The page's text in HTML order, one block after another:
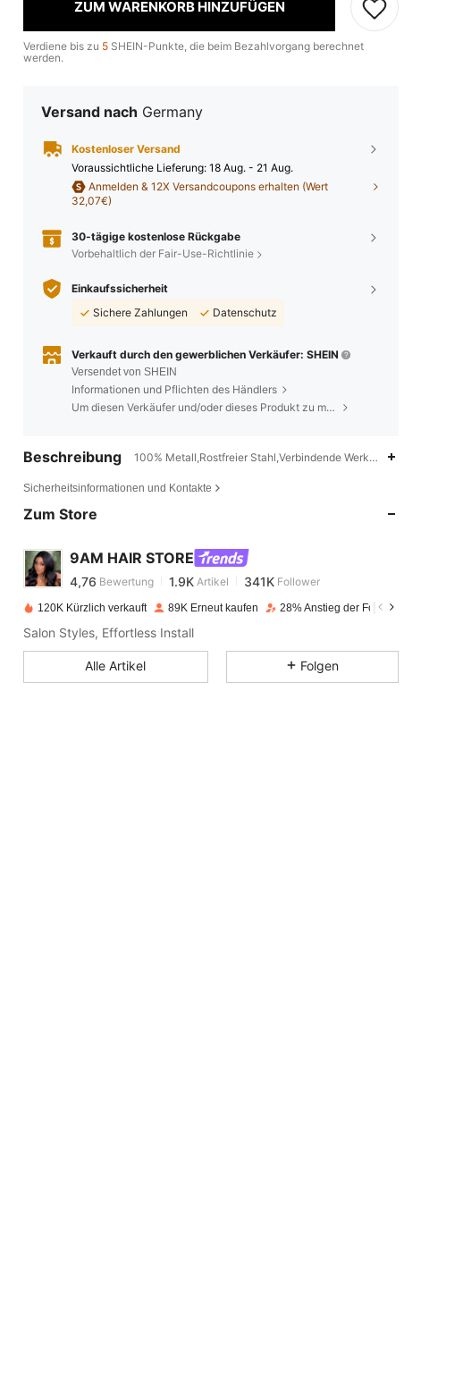
ZUM WARENKORB HINZUFÜGEN
Verdiene bis zu 5 SHEIN-Punkte, die beim Bezahlvorgang berechnet
werden.
Versand nach Germany
Kostenloser Versand
Voraussichtliche Lieferung: 18 Aug. - 21 Aug.
Anmelden & 12X Versandcoupons erhalten (Wert
32,07€)
30-tägige kostenlose Rückgabe
Vorbehaltlich der Fair-Use-Richtlinie
Einkaufssicherheit
Sichere Zahlungen
Datenschutz
Verkauft durch den gewerblichen Verkäufer: SHEIN
Versendet von SHEIN
Informationen und Pflichten des Händlers
Um diesen Verkäufer und/oder dieses Produkt zu melden
Beschreibung 100% Metall,Rostfreier Stahl,Verbindende Werkzeuge
Sicherheitsinformationen und Kontakte
Zum Store
9AM HAIR STORE
4,76 Bewertung 1.9K Artikel 341K Follower
bezahlt
4,76 1.9K
4,76 1.9K 341K
120K Kürzlich verkauft 89K Erneut kaufen 28% Anstieg der Follower
Salon Styles, Effortless Install
Alle Artikel Folgen